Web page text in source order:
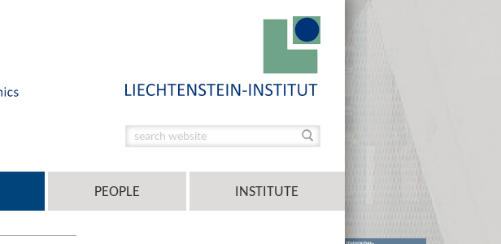
PEOPLE INSTITUTE